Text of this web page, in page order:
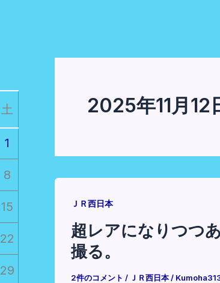
土
1
8
15
22
29
2025年11月12
ＪＲ西日本
超レアになりつつ
撮る。
2件のコメント / ＪＲ西日本/